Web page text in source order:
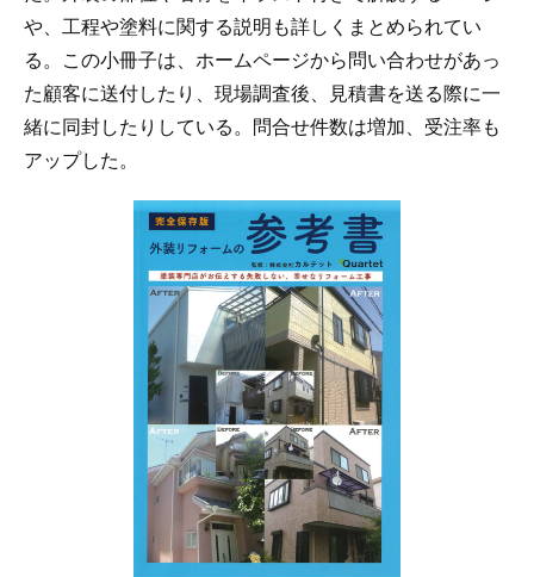
や、工程や塗料に関する説明も詳しくまとめられてい
る。この小冊子は、ホームページから問い合わせがあっ
た顧客に送付したり、現場調査後、見積書を送る際に一
緒に同封したりしている。問合せ件数は増加、受注率も
アップした。